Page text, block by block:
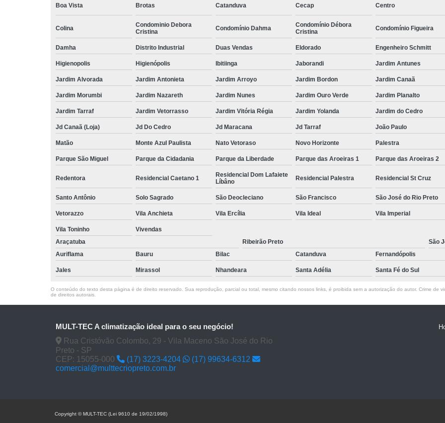
Boa Vista Brotas Catanduva Cecap Centro
Colina
Condominio Debora
Cristina
Condomínio Dahma
Condomínio Débora
Cristina
Condomínio Figueira
Damha Distrito Industrial Duas Vendas Eldorado Engenheiro Schmitt
Higienopolis Higienópolis Ibitiinga Jaborandi Jardim Antunes
Jardim Alvorada Jardim Antonieta Jardim Arroyo Jardim Bordon Jardim Canaã
Jardim Morumbi Jardim Nazareth Jardim Nunes Jardim Ouro Verde Jardim Planalto
Jardim Tarraf Jardim Vetorrasso Jardim Vitória Régia Jardim Yolanda Jardim do Cedro
Jd Canaã (Loja) Jd Do Cedro Jd Maracana Jd Tarraf João Paulo
Matão Monte Azul Paulista Nato Vetoraso Novo Horizonte Palestra
Parque São Miguel Parque da Cidadania Parque da Liberdade Parque das Aroeiras 1 Parque das Aroeiras 2
Redentora Residencial Caetano 1
Residencial Dom Lafaiete
Líbâno
Residencial Palestra Residencial St Cruz
Santo Antônio Solo Sagrado São Deocleciano São Francisco São José do Rio Preto
Vetorazzo Vila Anchieta Vila Ercília Vila Ideal Vila Imperial
Vila Toninho
Vivendas
Araçatuba
Ribeirão Preto
São
Auriflama
Bauru Bilac Catanduva Fernandópolis
Jales Mirassol Nhandeara Santa Adélia Santa Fé do Sul
O conteúdo do texto desta página é de direito reservado. Sua reprodução, parcial ou total, mesmo citando nossos links, é proibida sem a autorização do autor. Crime de
de direitos autorais
MULT-TEC A climatização ideal para o seu negócio!
Rua Cristóvão Colombo, 29 - Vila Maceno São José do Rio
Preto - SP
CEP: 15055-000
(17) 3223-4204
(17) 99634-6312
comercial@multtecriopreto.com.br
Copyright © MULT-TEC (Lei 9610 de 19/02/1998)